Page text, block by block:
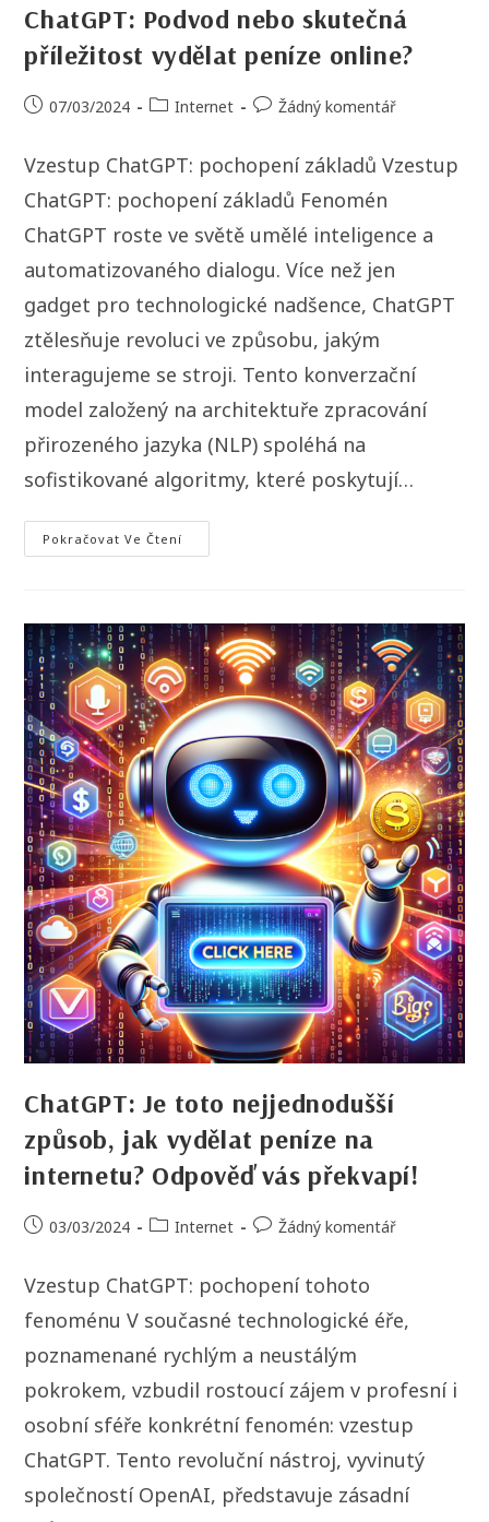
ChatGPT: Podvod nebo skutečná
příležitost vydělat peníze online?
07/03/2024 Internet Žádný komentář
Vzestup ChatGPT: pochopení základů Vzestup
ChatGPT: pochopení základů Fenomén
ChatGPT roste ve světě umělé inteligence a
automatizovaného dialogu. Více než jen
gadget pro technologické nadšence, ChatGPT
ztělesňuje revoluci ve způsobu, jakým
interagujeme se stroji. Tento konverzační
model založený na architektuře zpracování
přirozeného jazyka (NLP) spoléhá na
sofistikované algoritmy, které poskytují…
Pokračovat Ve Čtení
ChatGPT: Je toto nejjednodušší
způsob, jak vydělat peníze na
internetu? Odpověď vás překvapí!
03/03/2024 Internet Žádný komentář
Vzestup ChatGPT: pochopení tohoto
fenoménu V současné technologické éře,
poznamenané rychlým a neustálým
pokrokem, vzbudil rostoucí zájem v profesní i
osobní sféře konkrétní fenomén: vzestup
ChatGPT. Tento revoluční nástroj, vyvinutý
společností OpenAI, představuje zásadní